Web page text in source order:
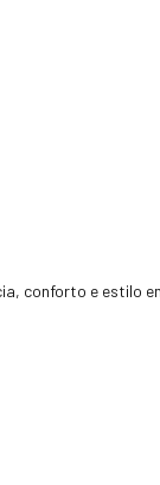
conforto e estilo